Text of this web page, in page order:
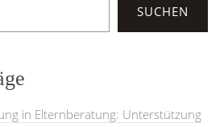
SUCHEN
in Elternberatung: Unterstützung